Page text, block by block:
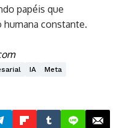
papéis que
constante.
IA
Meta